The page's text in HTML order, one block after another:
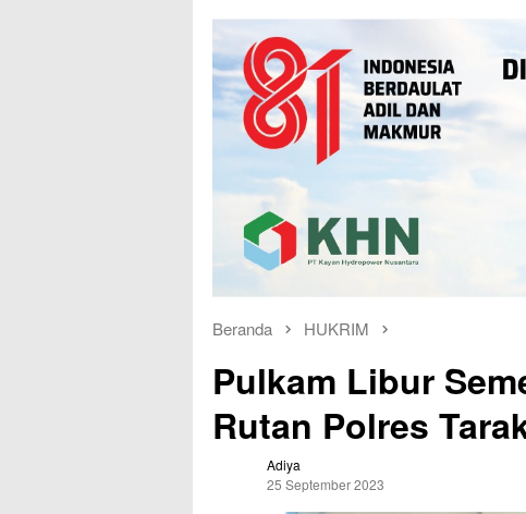
Beranda HUKRIM
Pulkam Libur
Rutan Polres
Adiya
25 September 2023